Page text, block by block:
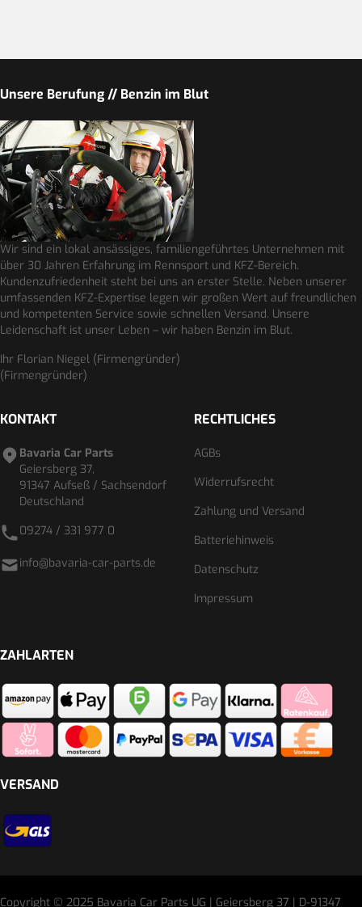
Unsere Berufung // Benzin im Blut
Wir sind ein lokal ansässiges, familiengeführtes Unternehmen mit
über 30 Jahren Erfahrung im Rennsport und KFZ-Bereich.
Kundenzufriedenheit steht bei uns an erster Stelle. Neben unserer
umfassenden KFZ-Expertise legen wir großen Wert auf freundlichen
und kompetenten Service sowie schnellen Versand. Unsere
Leidenschaft ist unser Leben – wir haben Benzin im Blut.
Ihr Florian Niegel (Firmengründer)
(Firmengründer)
KONTAKT
Bavaria Car Parts
Geiersberg 37,
91347 Aufseß / Sachsendorf
Deutschland
09274 / 331 977 0
info@bavaria-car-parts.de
RECHTLICHES
AGBs
Widerrufsrecht
Zahlung und Versand
Batteriehinweis
Datenschutz
Impressum
ZAHLARTEN
VERSAND
Copyright © 2025 Bavaria Car Parts UG | Geiersberg 37 | D-91347